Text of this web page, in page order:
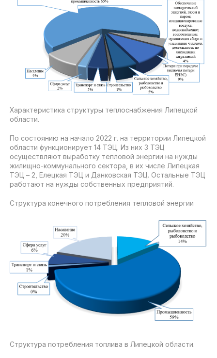
Характеристика структуры теплоснабжения Липецкой
области.
По состоянию на начало 2022 г. на территории Липецкой
области функционирует 14 ТЭЦ. Из них 3 ТЭЦ
осуществляют выработку тепловой энергии на нужды
жилищно-коммунального сектора, в их числе Липецкая
ТЭЦ – 2, Елецкая ТЭЦ и Данковская ТЭЦ. Остальные ТЭЦ
работают на нужды собственных предприятий.
Структура конечного потребления тепловой энергии
Структура потребления топлива в Липецкой области.